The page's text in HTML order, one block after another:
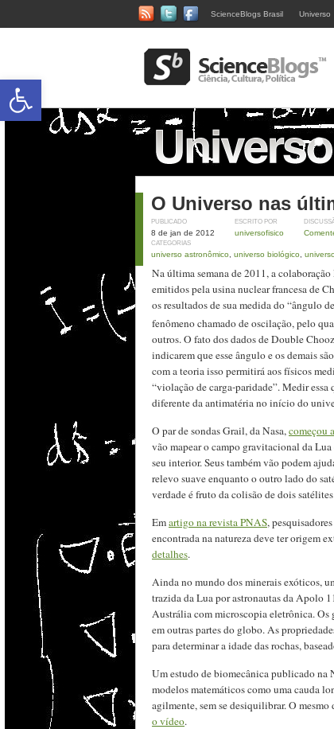
ScienceBlogs Brasil Universo
O Universo nas
PUBLICADO
8 de jan de 2012
ESCRITO POR
universofisico
CATEGORIAS
universo astronômico universo biológico
Na última semana de 2011, a
emitidos pela usina nuclear francesa de
os resultados de sua medida do “ângulo
fenômeno chamado de oscilação, pelo
outros. O fato dos dados de Double
indicarem que esse ângulo e os demais
com a teoria isso permitirá aos físicos
“violação de carga-paridade”. Medir essa
diferente da antimatéria no início do
O par de sondas Grail, da Nasa,começou
vão mapear o campo gravitacional da
seu interior. Seus também vão podem
relevo suave enquanto o outro lado do
verdade é fruto da colisão de dois
Emartigo na revista PNAS,
encontrada na natureza deve ter origem
detalhes.
Ainda no mundo dos minerais exóticos,
trazida da Lua por astronautas da Apolo
Austrália com microscopia eletrônica. Os
em outras partes do globo. As
para determinar a idade das rochas,
Um estudo de biomecânica publicado na
modelos matemáticos como uma cauda
agilmente, sem se desiquilibrar. O
o vídeo.
Abrir a barra de ferramentas